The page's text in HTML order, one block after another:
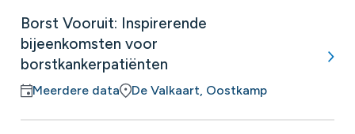
Borst Vooruit: Inspirerende
bijeenkomsten voor
borstkankerpatiënten
Meerdere data De Valkaart, Oostkamp